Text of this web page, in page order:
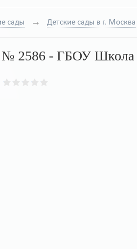
сады Детские сады в г. Москва
№ 2586 - ГБОУ